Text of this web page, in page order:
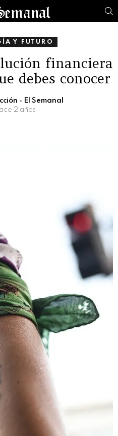
Y FUTURO
financiera
debes conocer
- El Semanal
2 años